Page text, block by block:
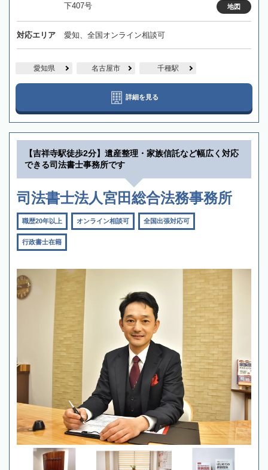
下407号
地図
対応エリア 愛知、全国オンライン相談可
愛知県 名古屋市 千種駅
詳細を見る
【吉祥寺駅徒歩2分】遺産整理・家族信託など幅広く対応
できる司法書士事務所です
司法書士法人宮田総合法務事務所
職歴20年以上 オンライン相談可 全国出張対応可
行政書士在籍